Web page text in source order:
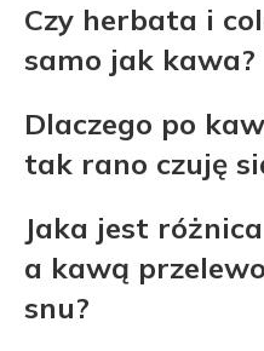
Czy herbata i
samo jak kawa?
Dlaczego po
tak rano czuję
Jaka jest
a kawą
snu?